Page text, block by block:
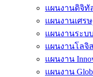
แผนงานดิจิ
แผนงานเศร
แผนงานระ
แผนงานโลจิ
แผนงาน
แผนงาน